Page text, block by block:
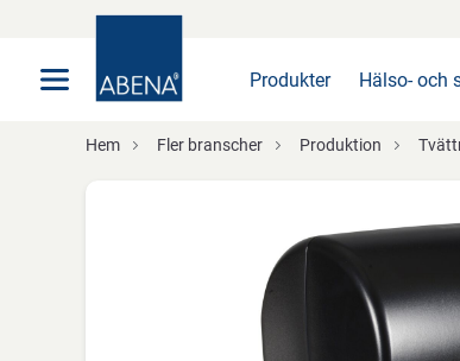
Produkter Hälso- och
Hem Fler branscher Produktion